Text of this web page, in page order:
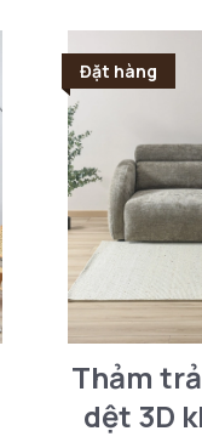
Đặt hàng
Thảm
dệt 3D